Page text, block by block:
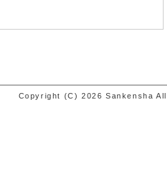
Copyright (C) 2026 Sankensha